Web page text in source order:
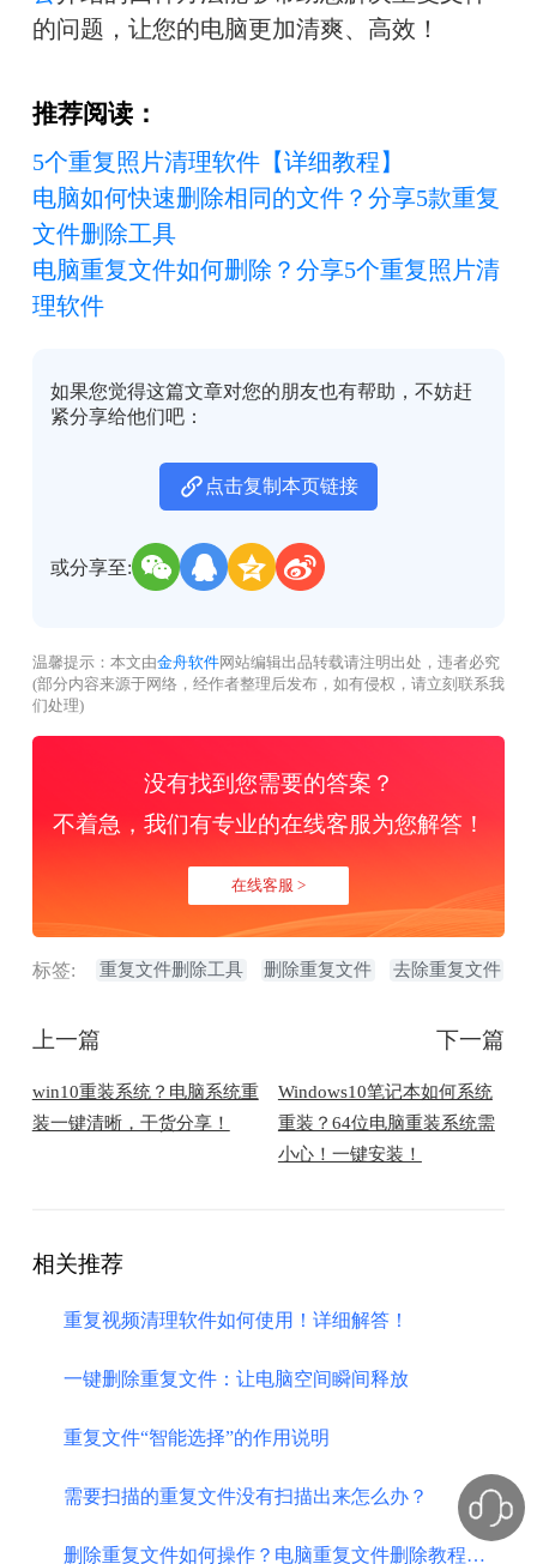
的问题，让您的电脑更加清爽、高效！
推荐阅读：
5个重复照片清理软件【详细教程】
电脑如何快速删除相同的文件？分享5款重复
文件删除工具
电脑重复文件如何删除？分享5个重复照片清
理软件
如果您觉得这篇文章对您的朋友也有帮助，不妨赶
紧分享给他们吧：
点击复制本页链接
或分享至:
温馨提示：本文由金舟软件网站编辑出品转载请注明出处，违者必究
(部分内容来源于网络，经作者整理后发布，如有侵权，请立刻联系我
们处理)
没有找到您需要的答案？
不着急，我们有专业的在线客服为您解答！
在线客服 >
标签: 重复文件删除工具 删除重复文件 去除重复文件
上一篇
win10重装系统？电脑系统重
装一键清晰，干货分享！
下一篇
Windows10笔记本如何系统
重装？64位电脑重装系统需
小心！一键安装！
相关推荐
重复视频清理软件如何使用！详细解答！
​一键删除重复文件：让电脑空间瞬间释放
重复文件“智能选择”的作用说明
需要扫描的重复文件没有扫描出来怎么办？
​删除重复文件如何操作？电脑重复文件删除教程分享：详细！高效！